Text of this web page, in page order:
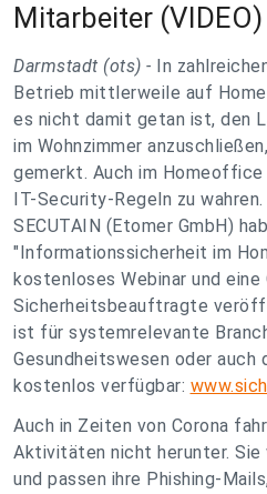
Mitarbeiter (VIDEO)
Darmstadt (ots) - In
Betrieb mittlerweile auf
es nicht damit getan ist, den
im Wohnzimmer
gemerkt. Auch im
IT-Security-Regeln zu
SECUTAIN (Etomer GmbH)
"Informationssicherheit im
kostenloses Webinar und
Sicherheitsbeauftragte
ist für systemrelevante
Gesundheitswesen oder auch
kostenlos verfügbar:
Auch in Zeiten von Corona
Aktivitäten nicht herunter.
und passen ihre Phishing-